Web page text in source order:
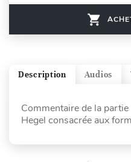
Audios
Description
Commentaire de la
Hegel consacrée aux